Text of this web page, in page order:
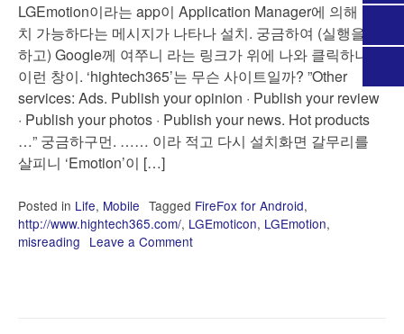
LGEmotion이라는 app이 Application Manager에 의해 설
치 가능하다는 메시지가 나타나 설치. 궁금하여 (실행을 못
하고) Google께 여쭈니 라는 링크가 위에 나와 클릭하니
이런 창이. ‘hightech365’는 무슨 사이트일까? ”Other
services: Ads. Publish your opinion · Publish your review
· Publish your photos · Publish your news. Hot products
…” 궁금하구먼. …… 이라 적고 다시 설치화면 갈무리를
살피니 ‘Emotion’이 […]
Posted in Life, Mobile Tagged FireFox for Android,
http://www.hightech365.com/, LGEmoticon, LGEmotion,
misreading Leave a Comment